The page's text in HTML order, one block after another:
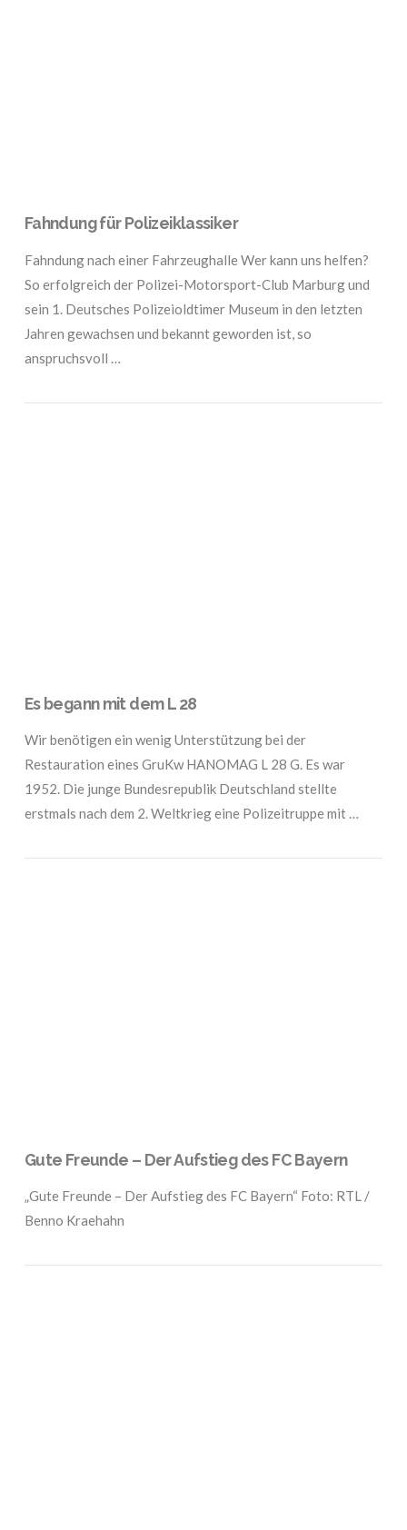
Fahndung für Polizeiklassiker
Fahndung nach einer Fahrzeughalle Wer kann uns helfen?
So erfolgreich der Polizei-Motorsport-Club Marburg und
sein 1. Deutsches Polizeioldtimer Museum in den letzten
Jahren gewachsen und bekannt geworden ist, so
anspruchsvoll …
Es begann mit dem L 28
Wir benötigen ein wenig Unterstützung bei der
Restauration eines GruKw HANOMAG L 28 G. Es war
1952. Die junge Bundesrepublik Deutschland stellte
erstmals nach dem 2. Weltkrieg eine Polizeitruppe mit …
Gute Freunde – Der Aufstieg des FC Bayern
„Gute Freunde – Der Aufstieg des FC Bayern“ Foto: RTL /
Benno Kraehahn